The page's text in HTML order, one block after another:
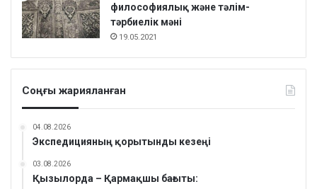
философиялық және тәлім-
тәрбиелік мәні
19.05.2021
Соңғы жарияланған
04.08.2026
Экспедицияның қорытынды кезеңі
03.08.2026
Қызылорда – Қармақшы бағыты: